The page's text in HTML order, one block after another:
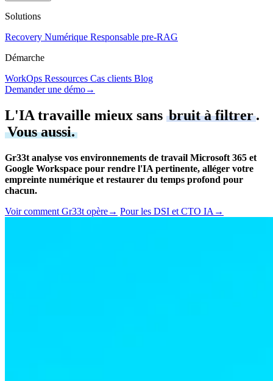
Solutions
Recovery Numérique Responsable pre-RAG
Démarche
WorkOps Ressources Cas clients Blog
Demander une démo→
L'IA travaille mieux sans bruit à filtrer.
Vous aussi.
Gr33t analyse vos environnements de travail Microsoft 365 et
Google Workspace pour rendre l'IA pertinente, alléger votre
empreinte numérique et restaurer du temps profond pour
chacun.
Voir comment Gr33t opère→ Pour les DSI et CTO IA →